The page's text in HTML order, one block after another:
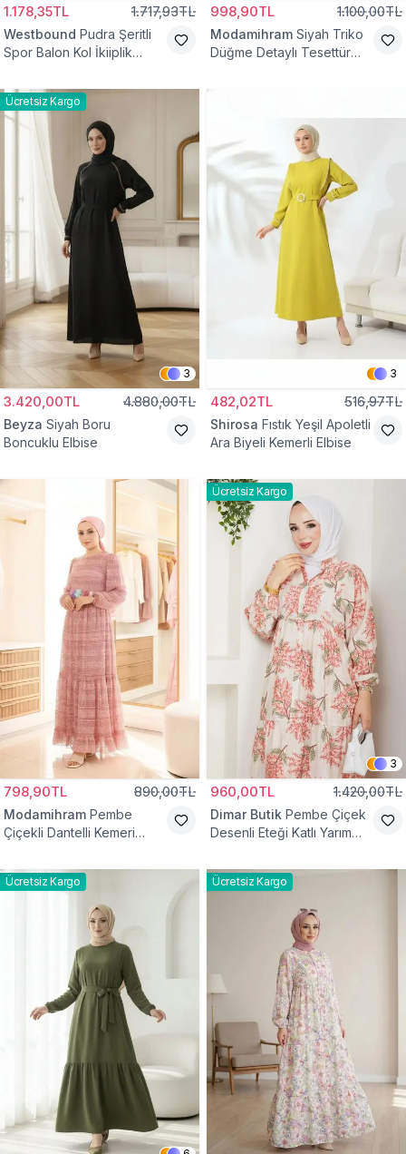
1.178,35TL 1.717,93TL
Westbound Pudra Şeritli
Spor Balon Kol İkiiplik
998,90TL 1.100,00TL
Modamihram Siyah Triko
Düğme Detaylı Tesettür
Ücretsiz Kargo
3
3.420,00TL 4.880,00TL
Beyza Siyah Boru
Boncuklu Elbise
3
482,02TL 516,97TL
Shirosa Fıstık Yeşil Apoletli
Ara Biyeli Kemerli Elbise
798,90TL 890,00TL
Modamihram Pembe
Çiçekli Dantelli Kemeri
Ücretsiz Kargo
3
960,00TL 1.420,00TL
Dimar Butik Pembe Çiçek
Desenli Eteği Katlı Yarım
Ücretsiz Kargo Ücretsiz Kargo